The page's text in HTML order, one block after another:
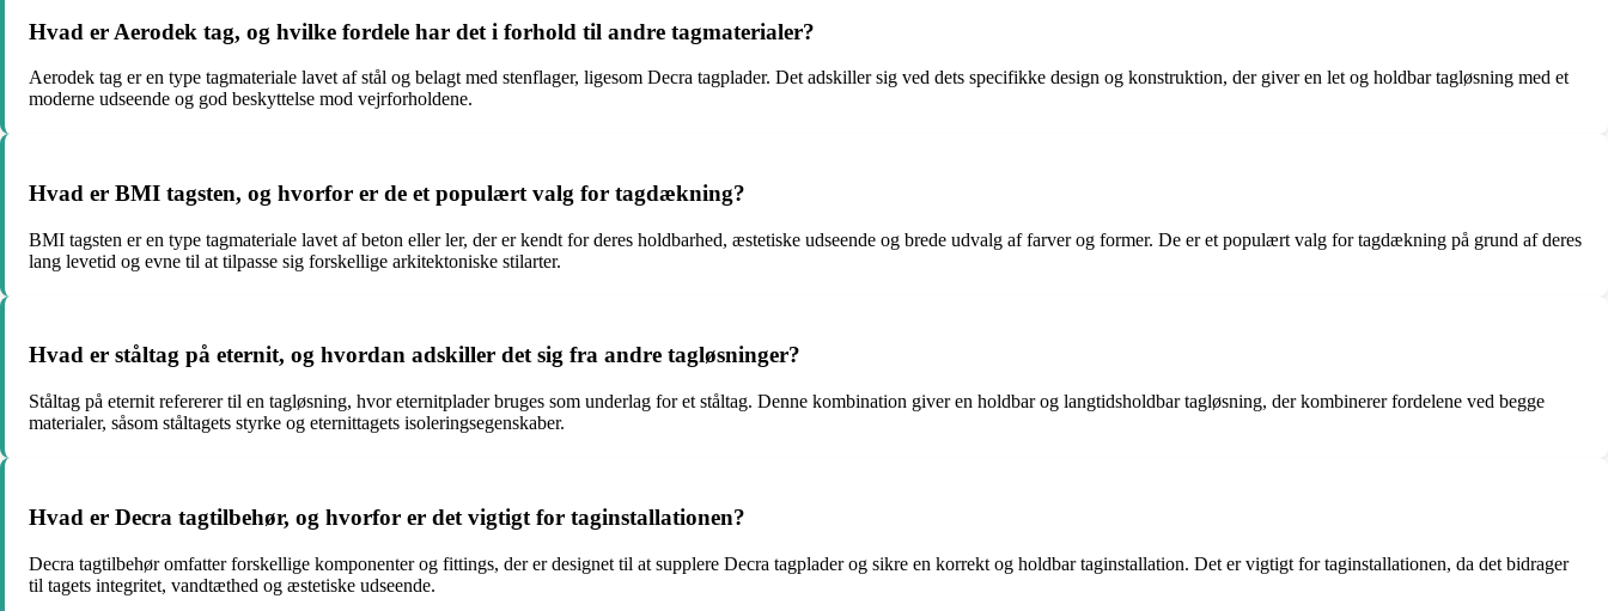
Hvad er Aerodek tag, og hvilke fordele har det i forhold til andre tagmaterialer?
Aerodek tag er en type tagmateriale lavet af stål og belagt med stenflager, ligesom Decra tagplader. Det adskiller sig ved dets specifikke design og konstruktion, der giver en let og holdbar tagløsning med et
moderne udseende og god beskyttelse mod vejrforholdene.
Hvad er BMI tagsten, og hvorfor er de et populært valg for tagdækning?
BMI tagsten er en type tagmateriale lavet af beton eller ler, der er kendt for deres holdbarhed, æstetiske udseende og brede udvalg af farver og former. De er et populært valg for tagdækning på grund af deres
lang levetid og evne til at tilpasse sig forskellige arkitektoniske stilarter.
Hvad er ståltag på eternit, og hvordan adskiller det sig fra andre tagløsninger?
Ståltag på eternit refererer til en tagløsning, hvor eternitplader bruges som underlag for et ståltag. Denne kombination giver en holdbar og langtidsholdbar tagløsning, der kombinerer fordelene ved begge
materialer, såsom ståltagets styrke og eternittagets isoleringsegenskaber.
Hvad er Decra tagtilbehør, og hvorfor er det vigtigt for taginstallationen?
Decra tagtilbehør omfatter forskellige komponenter og fittings, der er designet til at supplere Decra tagplader og sikre en korrekt og holdbar taginstallation. Det er vigtigt for taginstallationen, da det bidrager
til tagets integritet, vandtæthed og æstetiske udseende.